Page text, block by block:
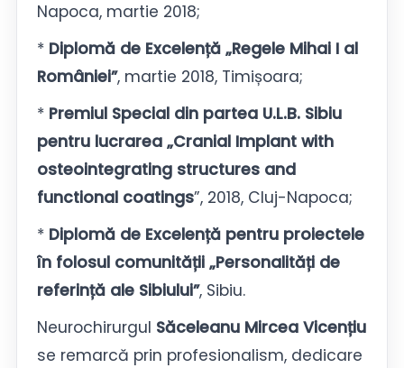
Napoca, martie 2018;
* Diplomă de Excelență „Regele Mihai I al
României”, martie 2018, Timișoara;
* Premiul Special din partea U.L.B. Sibiu
pentru lucrarea „Cranial Implant with
osteointegrating structures and
functional coatings”, 2018, Cluj-Napoca;
* Diplomă de Excelență pentru proiectele
în folosul comunității „Personalități de
referință ale Sibiului”, Sibiu.
Neurochirurgul Săceleanu Mircea Vicențiu
se remarcă prin profesionalism, dedicare